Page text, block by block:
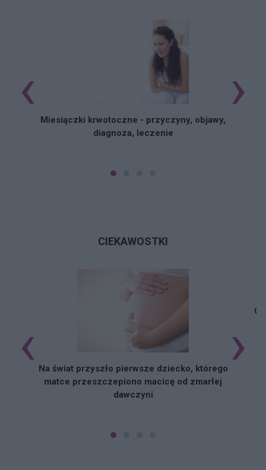
Miesiączki krwotoczne - przyczyny, objawy,
diagnoza, leczenie
‹ ›
CIEKAWOSTKI
Na świat przyszło pierwsze dziecko, którego
matce przeszczepiono macicę od zmarłej
dawczyni
‹ ›